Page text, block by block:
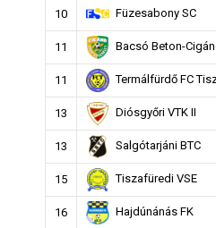
10 Füzesabony SC
11 Bacsó Beton-
11 Termálfürdő FC
13 Diósgyőri VTK II
13 Salgótarjáni BTC
15 Tiszafüredi VSE
16 Hajdúnánás FK